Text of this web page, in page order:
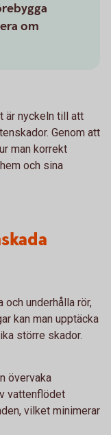
om
är nyckeln till att
Genom att
man korrekt
och sina
underhålla rör,
kan man upptäcka
större skador.
övervaka
vattenflödet
vilket minimerar